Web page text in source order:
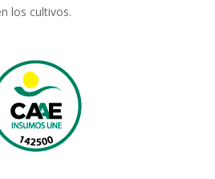
los cultivos.